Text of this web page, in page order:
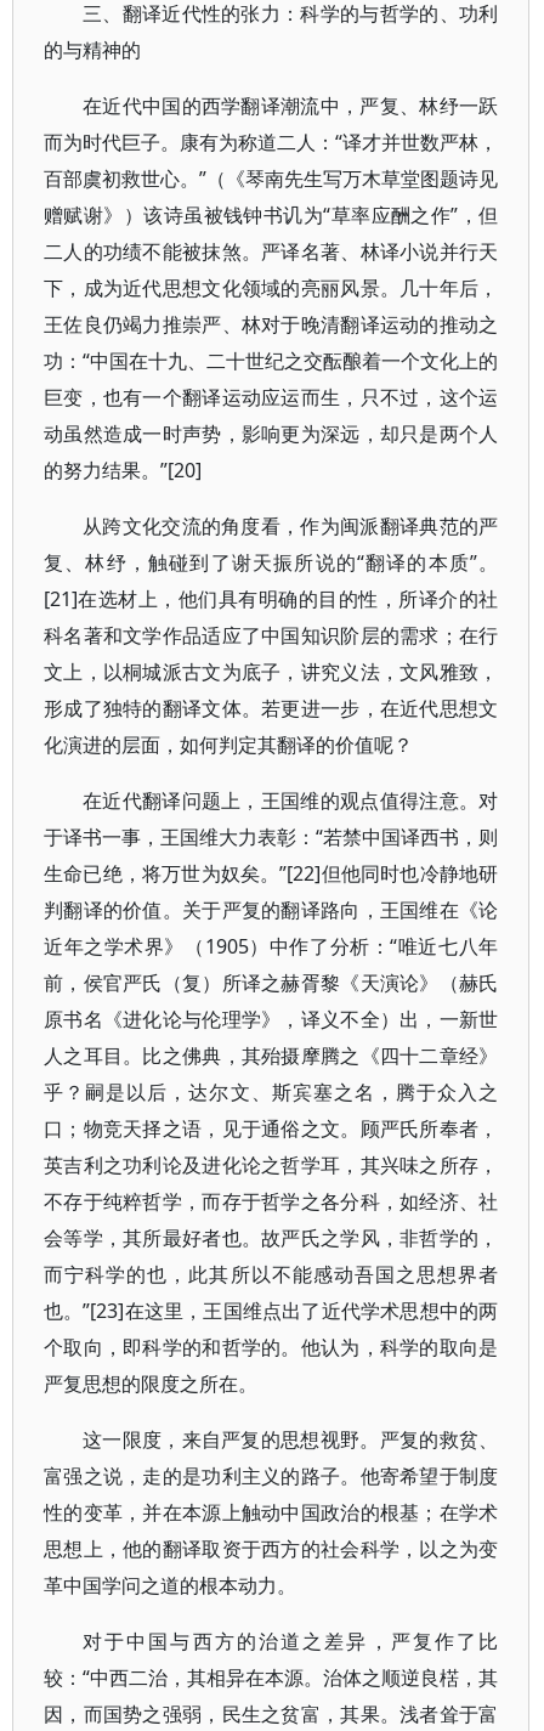
三、翻译近代性的张力：科学的与哲学的、功利
的与精神的
在近代中国的西学翻译潮流中，严复、林纾一跃
而为时代巨子。康有为称道二人：“译才并世数严林，
百部虞初救世心。”（《琴南先生写万木草堂图题诗见
赠赋谢》）该诗虽被钱钟书讥为“草率应酬之作”，但
二人的功绩不能被抹煞。严译名著、林译小说并行天
下，成为近代思想文化领域的亮丽风景。几十年后，
王佐良仍竭力推崇严、林对于晚清翻译运动的推动之
功：“中国在十九、二十世纪之交酝酿着一个文化上的
巨变，也有一个翻译运动应运而生，只不过，这个运
动虽然造成一时声势，影响更为深远，却只是两个人
的努力结果。”[20]
从跨文化交流的角度看，作为闽派翻译典范的严
复、林纾，触碰到了谢天振所说的“翻译的本质”。
[21]在选材上，他们具有明确的目的性，所译介的社
科名著和文学作品适应了中国知识阶层的需求；在行
文上，以桐城派古文为底子，讲究义法，文风雅致，
形成了独特的翻译文体。若更进一步，在近代思想文
化演进的层面，如何判定其翻译的价值呢？
在近代翻译问题上，王国维的观点值得注意。对
于译书一事，王国维大力表彰：“若禁中国译西书，则
生命已绝，将万世为奴矣。”[22]但他同时也冷静地研
判翻译的价值。关于严复的翻译路向，王国维在《论
近年之学术界》（1905）中作了分析：“唯近七八年
前，侯官严氏（复）所译之赫胥黎《天演论》（赫氏
原书名《进化论与伦理学》，译义不全）出，一新世
人之耳目。比之佛典，其殆摄摩腾之《四十二章经》
乎？嗣是以后，达尔文、斯宾塞之名，腾于众入之
口；物竞天择之语，见于通俗之文。顾严氏所奉者，
英吉利之功利论及进化论之哲学耳，其兴味之所存，
不存于纯粹哲学，而存于哲学之各分科，如经济、社
会等学，其所最好者也。故严氏之学风，非哲学的，
而宁科学的也，此其所以不能感动吾国之思想界者
也。”[23]在这里，王国维点出了近代学术思想中的两
个取向，即科学的和哲学的。他认为，科学的取向是
严复思想的限度之所在。
这一限度，来自严复的思想视野。严复的救贫、
富强之说，走的是功利主义的路子。他寄希望于制度
性的变革，并在本源上触动中国政治的根基；在学术
思想上，他的翻译取资于西方的社会科学，以之为变
革中国学问之道的根本动力。
对于中国与西方的治道之差异，严复作了比
较：“中西二治，其相异在本源。治体之顺逆良楛，其
因，而国势之强弱，民生之贫富，其果。浅者耸于富